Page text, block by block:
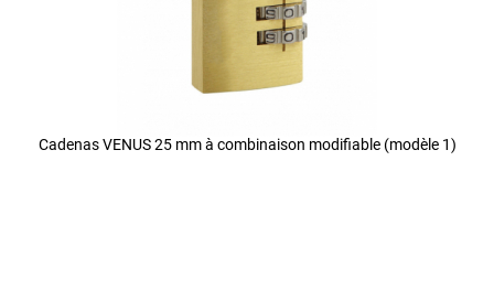
Cadenas VENUS 25 mm à combinaison modifiable (modèle 1)